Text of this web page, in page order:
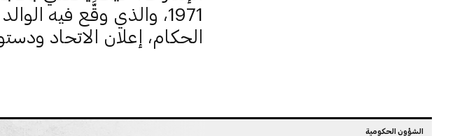
1971، والذي وقَّع فيه
الحكام، إعلان الاتحاد
الشؤون الحكومية